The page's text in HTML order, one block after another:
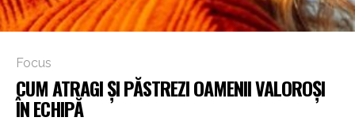
Focus
CUM ATRAGI ȘI PĂSTREZI OAMENII VALOROȘI
ÎN ECHIPĂ